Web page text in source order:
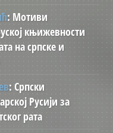
: Мотиви
књижевности
на српске и
: Српски
Русији за
рата